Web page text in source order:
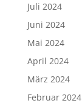
Juli 2024
Juni 2024
Mai 2024
April 2024
März 2024
Februar 2024